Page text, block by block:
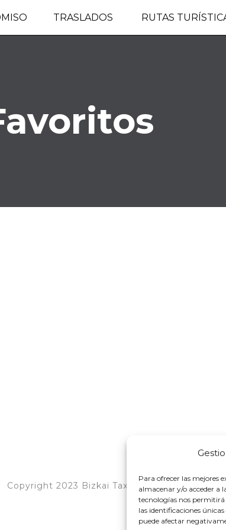
Para ofrecer las mejores
almacenar y/o acceder a
tecnologías nos
las identificaciones
puede afectar
TRASLADOS RUTAS
Copyright 2023 Bizkai Taxi